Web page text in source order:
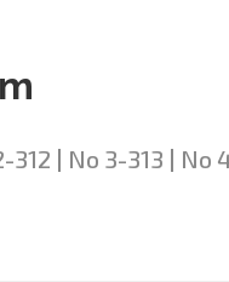
312 | No 3-313 | No